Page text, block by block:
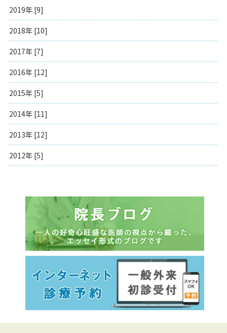
2019年 [9]
2018年 [10]
2017年 [7]
2016年 [12]
2015年 [5]
2014年 [11]
2013年 [12]
2012年 [5]